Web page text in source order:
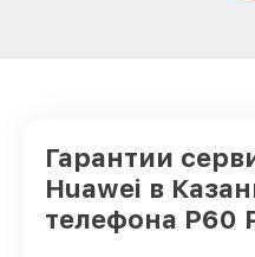
Гарантии
Huawei в
телефона P60